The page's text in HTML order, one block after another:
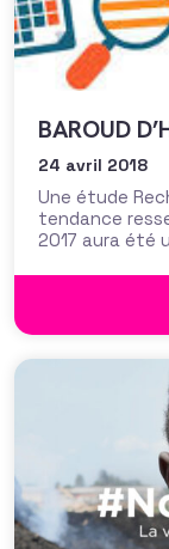
BAROUD
24 avril 2018
Une étude
tendance
2017 aura été
Solidarités le
: l’ISF s’en